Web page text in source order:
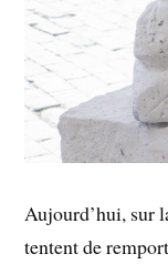
Aujourd’hui, sur
tentent de